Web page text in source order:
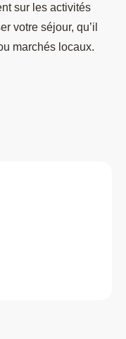
sur les activités
votre séjour, qu’il
marchés locaux.